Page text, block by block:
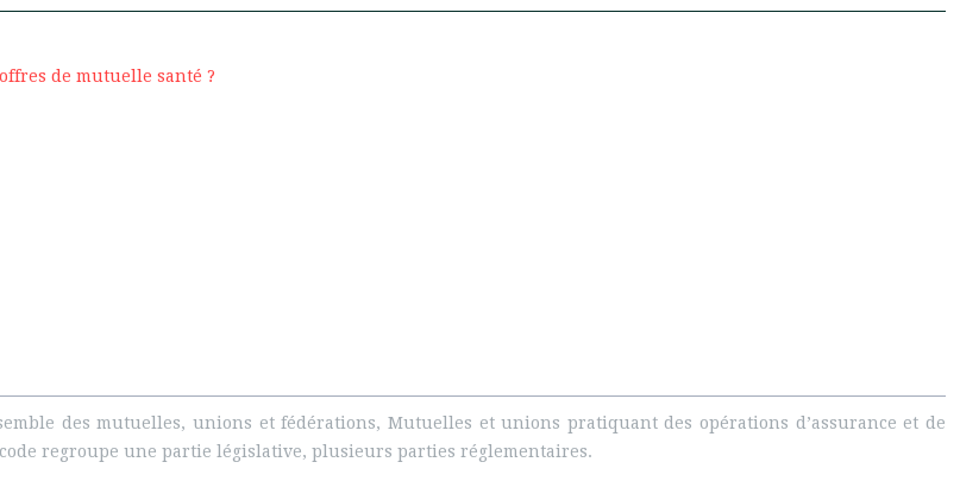
de mutuelle santé ?
des mutuelles, unions et fédérations, Mutuelles et unions pratiquant des opérations d’assurance et de
regroupe une partie législative, plusieurs parties réglementaires.